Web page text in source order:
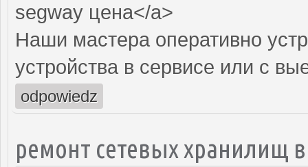
segway цена</a>
Наши мастера оперативно
устройства в сервисе или с
odpowiedz
ремонт сетевых хранилищ